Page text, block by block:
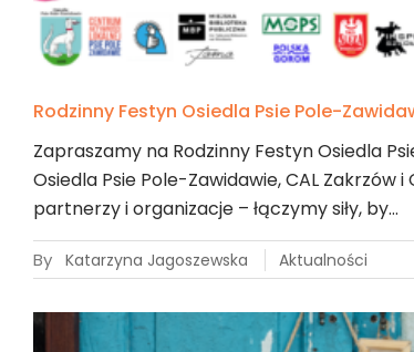
Rodzinny Festyn Osiedla Psie Pole-
Zapraszamy na Rodzinny Festyn Osiedla
Osiedla Psie Pole-Zawidawie, CAL Zakrzów i
partnerzy i organizacje – łączymy siły, by…
By Katarzyna Jagoszewska Aktualności